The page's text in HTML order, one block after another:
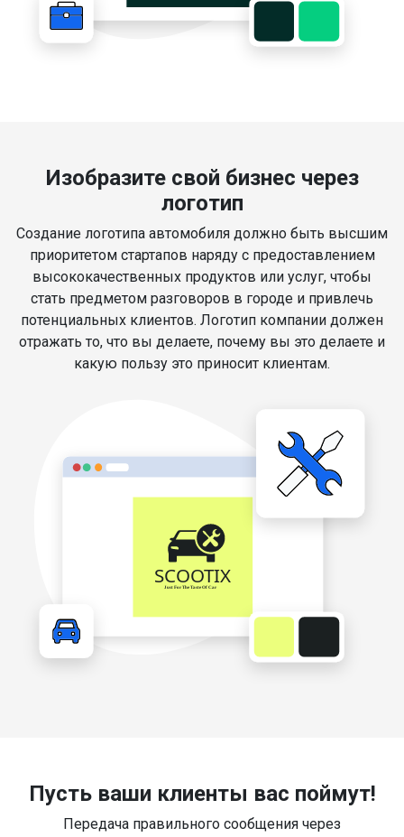
Изобразите свой бизнес через
логотип
Создание логотипа автомобиля должно быть высшим
приоритетом стартапов наряду с предоставлением
высококачественных продуктов или услуг, чтобы
стать предметом разговоров в городе и привлечь
потенциальных клиентов. Логотип компании должен
отражать то, что вы делаете, почему вы это делаете и
какую пользу это приносит клиентам.
Пусть ваши клиенты вас поймут!
Передача правильного сообщения через